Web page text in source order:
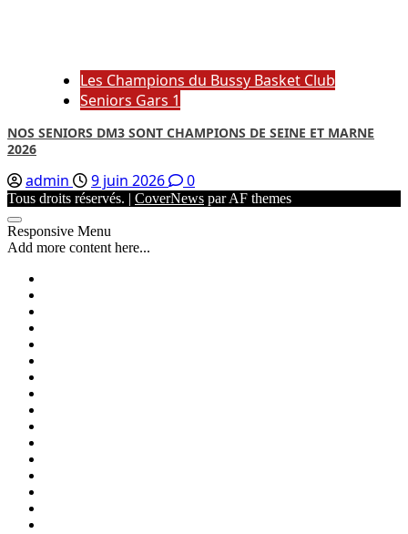
Les Champions du Bussy Basket Club
Seniors Gars 1
NOS SENIORS DM3 SONT CHAMPIONS DE SEINE ET MARNE
2026
admin 9 juin 2026 0
Tous droits réservés. | CoverNews par AF themes
Responsive Menu
Add more content here...